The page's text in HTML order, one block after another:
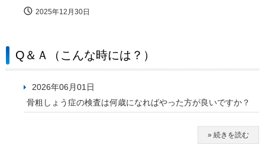
2025年12月30日
Q＆Ａ（こんな時には？）
2026年06月01日
骨粗しょう症の検査は何歳になればやった方が良いですか？
» 続きを読む